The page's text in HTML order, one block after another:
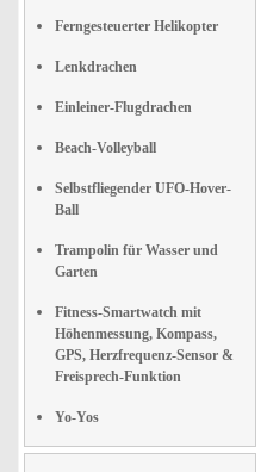
Ferngesteuerter Helikopter
Lenkdrachen
Einleiner-Flugdrachen
Beach-Volleyball
Selbstfliegender UFO-Hover-
Ball
Trampolin für Wasser und
Garten
Fitness-Smartwatch mit
Höhenmessung, Kompass,
GPS, Herzfrequenz-Sensor &
Freisprech-Funktion
Yo-Yos